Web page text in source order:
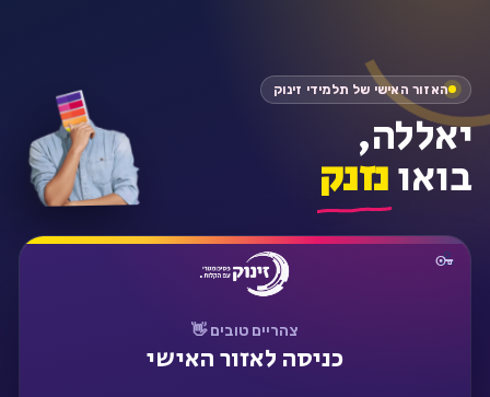
צהריים טובים 👋
כניסה לאזור האישי
האזור האישי של תלמידי זינוק
יאללה,
בואונזנק